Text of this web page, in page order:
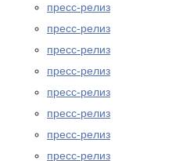
пресс-релиз
пресс-релиз
пресс-релиз
пресс-релиз
пресс-релиз
пресс-релиз
пресс-релиз
пресс-релиз